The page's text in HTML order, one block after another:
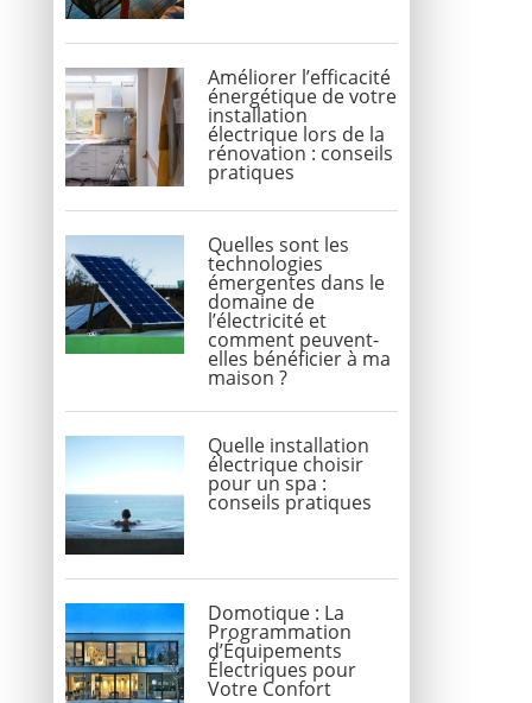
Améliorer l’efficacité
énergétique de votre
installation
électrique lors de la
rénovation : conseils
pratiques
Quelles sont les
technologies
émergentes dans le
domaine de
l’électricité et
comment peuvent-
elles bénéficier à ma
maison ?
Quelle installation
électrique choisir
pour un spa :
conseils pratiques
Domotique : La
Programmation
d’Équipements
Électriques pour
Votre Confort